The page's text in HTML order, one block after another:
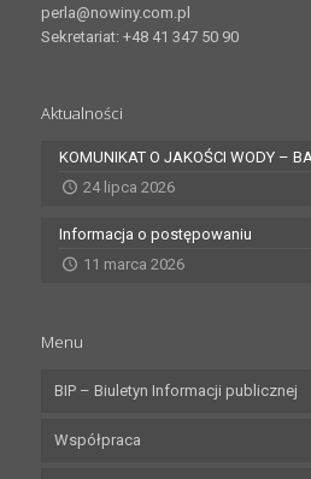
perla@nowiny.com.pl
Sekretariat: +48 41 347 50 90
Aktualności
KOMUNIKAT O JAKOŚCI WODY –
24 lipca 2026
Informacja o postępowaniu
11 marca 2026
Menu
BIP – Biuletyn Informacji publicznej
Współpraca